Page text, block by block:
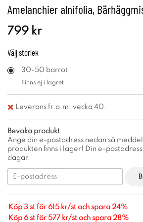
Amelanchier alnifolia,
799 kr
Väljstorlek
30-50 barrot
Finns ej i lagret
Leverans fr.o.m. vecka 40.
Bevaka produkt
Ange din e-postadress nedan så
produkten finns i lager! Din e-
dagar.
Köp 3 st för 615 kr/st och spara 24%
Köp 6 st för 577 kr/st och spara 28%